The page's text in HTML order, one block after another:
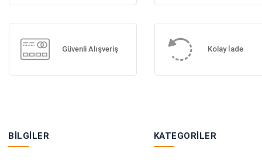
Güvenli Alışveriş Kolay İade
BILGILER KATEGORILER